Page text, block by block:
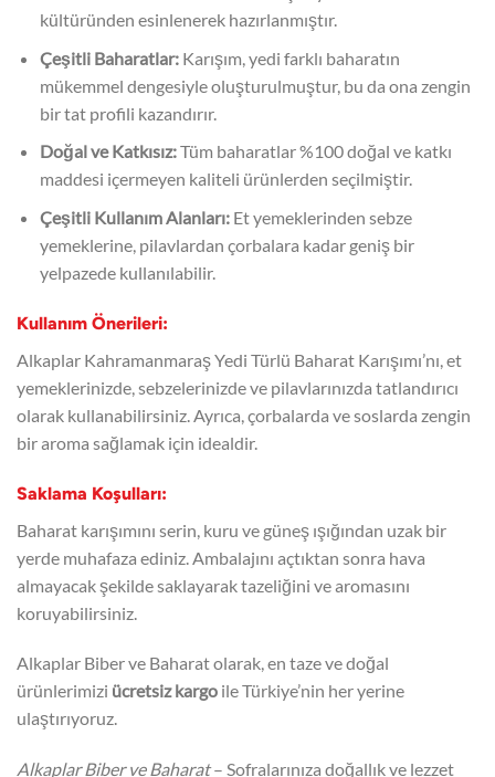
kültüründen esinlenerek hazırlanmıştır.
Çeşitli Baharatlar:Karışım, yedi farklı baharatın
mükemmel dengesiyle oluşturulmuştur, bu da ona zengin
bir tat profili kazandırır.
Doğal ve Katkısız:Tüm baharatlar %100 doğal ve katkı
maddesi içermeyen kaliteli ürünlerden seçilmiştir.
Çeşitli Kullanım Alanları:Et yemeklerinden sebze
yemeklerine, pilavlardan çorbalara kadar geniş bir
yelpazede kullanılabilir.
Kullanım Önerileri:
Alkaplar Kahramanmaraş Yedi Türlü Baharat Karışımı’nı, et
yemeklerinizde, sebzelerinizde ve pilavlarınızda tatlandırıcı
olarak kullanabilirsiniz. Ayrıca, çorbalarda ve soslarda zengin
bir aroma sağlamak için idealdir.
Saklama Koşulları:
Baharat karışımını serin, kuru ve güneş ışığından uzak bir
yerde muhafaza ediniz. Ambalajını açtıktan sonra hava
almayacak şekilde saklayarak tazeliğini ve aromasını
koruyabilirsiniz.
Alkaplar Biber ve Baharat olarak, en taze ve doğal
ürünlerimizi ücretsiz kargo ile Türkiye’nin her yerine
ulaştırıyoruz.
Alkaplar Biber ve Baharat– Sofralarınıza doğallık ve lezzet